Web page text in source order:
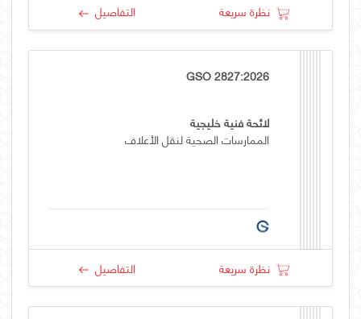
نظرة سريعة التفاصيل
GSO 2827:2026
لائحة فنية خليجية
الممارسات الصحية لنقل الأعلاف
نظرة سريعة التفاصيل